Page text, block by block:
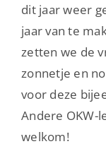
dit jaar weer
jaar van te
zetten we de
zonnetje en
voor deze
Andere OKW-
welkom!